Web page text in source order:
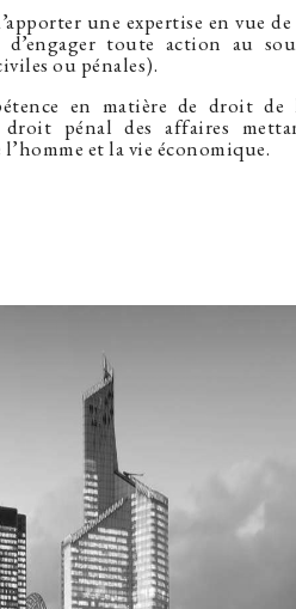
une expertise en vue
toute action au
ou pénales).
en matière de droit de
droit pénal des affaires
et la vie économique.